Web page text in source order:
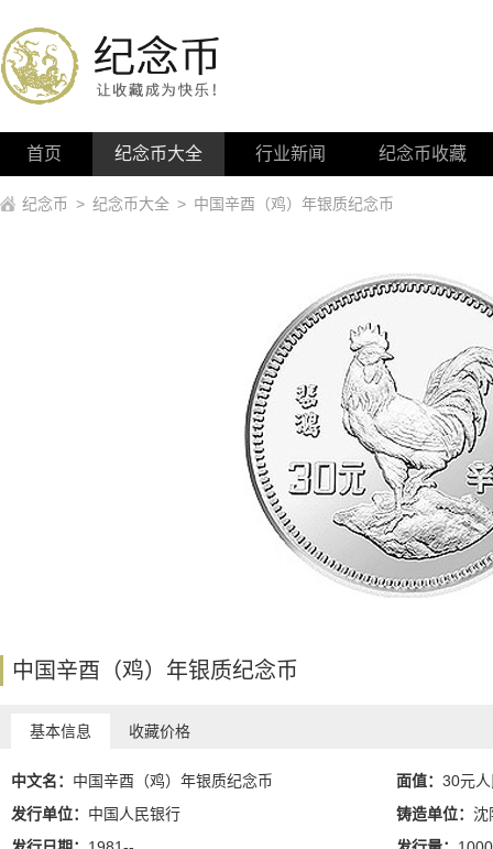
首页 纪念币大全 行业新闻 纪念币收藏
纪念币 > 纪念币大全 > 中国辛酉（鸡）年银质纪念币
中国辛酉（鸡）年银质纪念币
基本信息 收藏价格
中文名： 中国辛酉（鸡）年银质纪念币 面值： 30元
发行单位： 中国人民银行 铸造单位： 沈